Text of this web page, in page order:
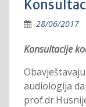
28/06/2017
Konsultacije
audiologija